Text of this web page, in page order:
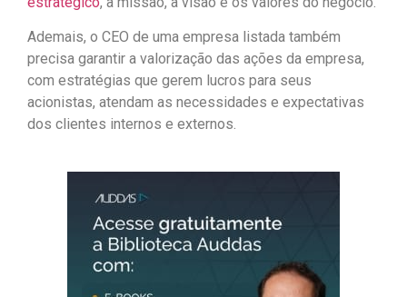
Ademais, o CEO de uma empresa listada também
precisa garantir a valorização das ações da empresa,
com estratégias que gerem lucros para seus
acionistas, atendam as necessidades e expectativas
dos clientes internos e externos.